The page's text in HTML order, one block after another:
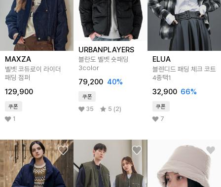
MAXZA
벨벳 코듀로이 라이더
패딩 점퍼
129,900
쿠폰
1
URBANPLAYERS
블란도 벨벳 숏패딩
3color
79,200 40%
쿠폰
35 5 (2)
ELUA
블렌디드 패딩 체크 코트
4종택1
32,900 66%
쿠폰
7